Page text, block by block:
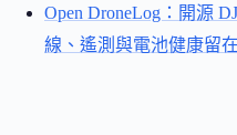
Open DroneLog：開源
線、遙測與電池健康留